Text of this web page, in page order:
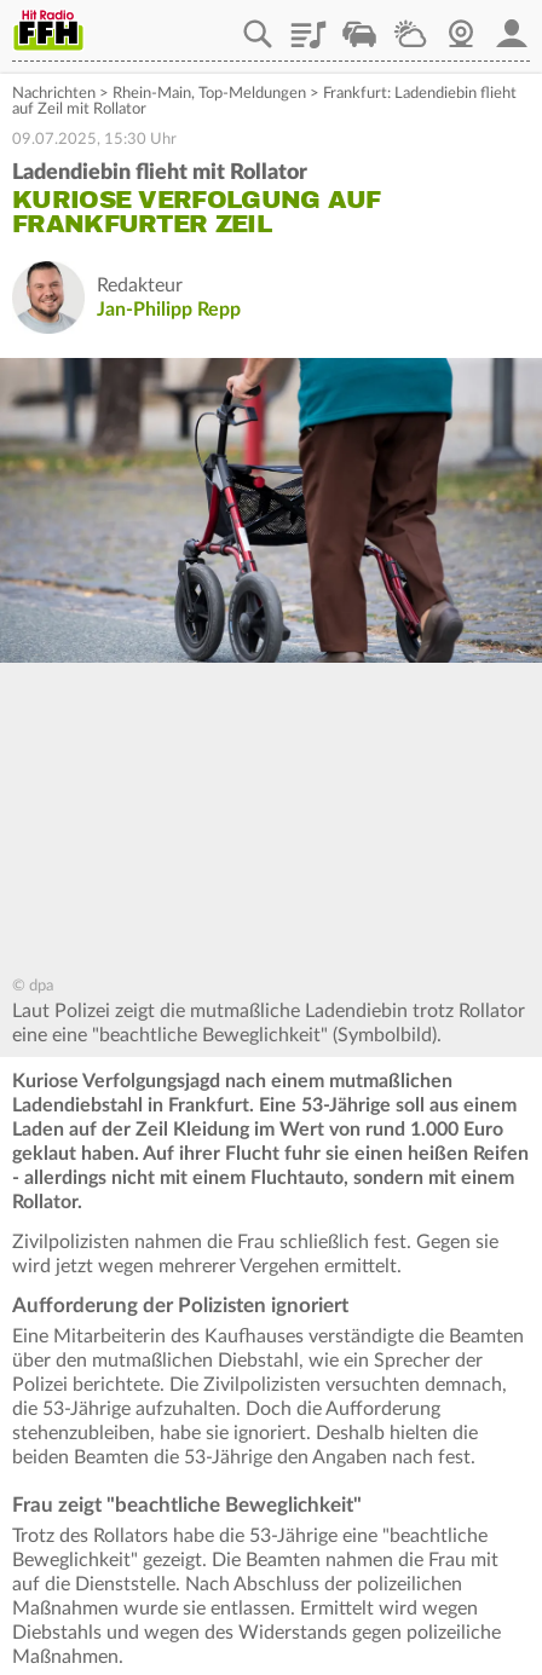
PlaylistStaupilotWetterWebcam
Nachrichten > Rhein-Main, Top-Meldungen > Frankfurt: Ladendiebin flieht
auf Zeil mit Rollator
09.07.2025, 15:30 Uhr
Ladendiebin flieht mit Rollator
KURIOSE VERFOLGUNG AUF
FRANKFURTER ZEIL
Redakteur
Jan-Philipp Repp
© dpa
Laut Polizei zeigt die mutmaßliche Ladendiebin trotz Rollator
eine eine "beachtliche Beweglichkeit" (Symbolbild).
Kuriose Verfolgungsjagd nach einem mutmaßlichen
Ladendiebstahl in Frankfurt. Eine 53-Jährige soll aus einem
Laden auf der Zeil Kleidung im Wert von rund 1.000 Euro
geklaut haben. Auf ihrer Flucht fuhr sie einen heißen Reifen
- allerdings nicht mit einem Fluchtauto, sondern mit einem
Rollator.
Zivilpolizisten nahmen die Frau schließlich fest. Gegen sie
wird jetzt wegen mehrerer Vergehen ermittelt.
Aufforderung der Polizisten ignoriert
Eine Mitarbeiterin des Kaufhauses verständigte die Beamten
über den mutmaßlichen Diebstahl, wie ein Sprecher der
Polizei berichtete. Die Zivilpolizisten versuchten demnach,
die 53-Jährige aufzuhalten. Doch die Aufforderung
stehenzubleiben, habe sie ignoriert. Deshalb hielten die
beiden Beamten die 53-Jährige den Angaben nach fest.
Frau zeigt "beachtliche Beweglichkeit"
Trotz des Rollators habe die 53-Jährige eine "beachtliche
Beweglichkeit" gezeigt. Die Beamten nahmen die Frau mit
auf die Dienststelle. Nach Abschluss der polizeilichen
Maßnahmen wurde sie entlassen. Ermittelt wird wegen
Diebstahls und wegen des Widerstands gegen polizeiliche
Maßnahmen.